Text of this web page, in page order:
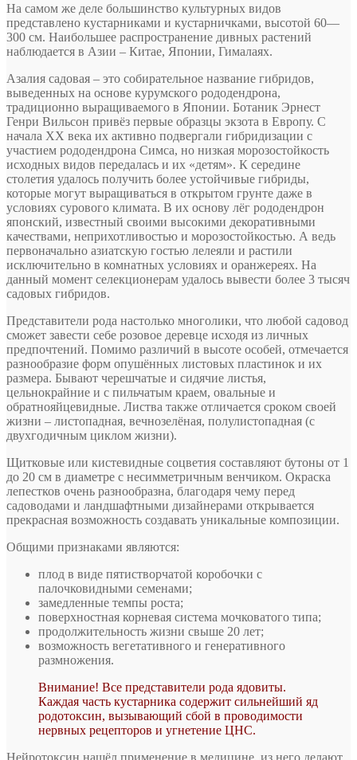
На самом же деле большинство культурных видов
представлено кустарниками и кустарничками, высотой 60—
300 см. Наибольшее распространение дивных растений
наблюдается в Азии – Китае, Японии, Гималаях.
Азалия садовая – это собирательное название гибридов,
выведенных на основе курумского рододендрона,
традиционно выращиваемого в Японии. Ботаник Эрнест
Генри Вильсон привёз первые образцы экзота в Европу. С
начала XX века их активно подвергали гибридизации с
участием рододендрона Симса, но низкая морозостойкость
исходных видов передалась и их «детям». К середине
столетия удалось получить более устойчивые гибриды,
которые могут выращиваться в открытом грунте даже в
условиях сурового климата. В их основу лёг рододендрон
японский, известный своими высокими декоративными
качествами, неприхотливостью и морозостойкостью. А ведь
первоначально азиатскую гостью лелеяли и растили
исключительно в комнатных условиях и оранжереях. На
данный момент селекционерам удалось вывести более 3 тысяч
садовых гибридов.
Представители рода настолько многолики, что любой садовод
сможет завести себе розовое деревце исходя из личных
предпочтений. Помимо различий в высоте особей, отмечается
разнообразие форм опушённых листовых пластинок и их
размера. Бывают черешчатые и сидячие листья,
цельнокрайние и с пильчатым краем, овальные и
обратнояйцевидные. Листва также отличается сроком своей
жизни – листопадная, вечнозелёная, полулистопадная (с
двухгодичным циклом жизни).
Щитковые или кистевидные соцветия составляют бутоны от 1
до 20 см в диаметре с несимметричным венчиком. Окраска
лепестков очень разнообразна, благодаря чему перед
садоводами и ландшафтными дизайнерами открывается
прекрасная возможность создавать уникальные композиции.
Общими признаками являются:
плод в виде пятистворчатой коробочки с
палочковидными семенами;
замедленные темпы роста;
поверхностная корневая система мочковатого типа;
продолжительность жизни свыше 20 лет;
возможность вегетативного и генеративного
размножения.
Внимание! Все представители рода ядовиты.
Каждая часть кустарника содержит сильнейший яд
родотоксин, вызывающий сбой в проводимости
нервных рецепторов и угнетение ЦНС.
Нейротоксин нашёл применение в медицине, из него делают